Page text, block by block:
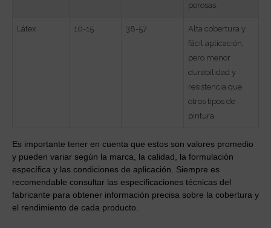
porosas.
Látex 10-15 38-57
Alta cobertura y
fácil aplicación,
pero menor
durabilidad y
resistencia que
otros tipos de
pintura.
Es importante tener en cuenta que estos son valores promedio
y pueden variar según la marca, la calidad, la formulación
específica y las condiciones de aplicación. Siempre es
recomendable consultar las especificaciones técnicas del
fabricante para obtener información precisa sobre la cobertura y
el rendimiento de cada producto.